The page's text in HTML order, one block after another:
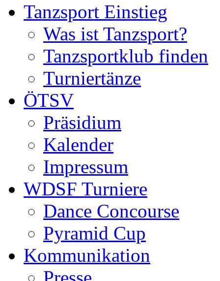
Tanzsport Einstieg
Was ist Tanzsport?
Tanzsportklub finden
Turniertänze
ÖTSV
Präsidium
Kalender
Impressum
WDSF Turniere
Dance Concourse
Pyramid Cup
Kommunikation